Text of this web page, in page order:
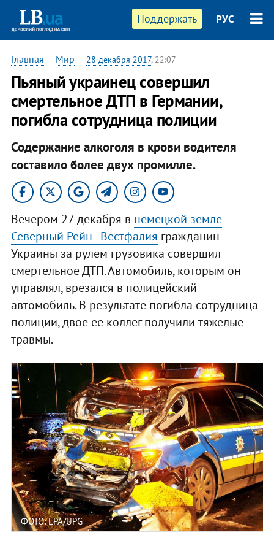
Поддержать РУС
Главная — Мир — 28 декабря 2017, 22:07
Пьяный украинец совершил
смертельное ДТП в Германии,
погибла сотрудница полиции
Содержание алкоголя в крови водителя
составило более двух промилле.
Вечером 27 декабря в немецкой земле
Северный Рейн - Вестфалия гражданин
Украины за рулем грузовика совершил
смертельное ДТП. Автомобиль, которым он
управлял, врезался в полицейский
автомобиль. В результате погибла сотрудница
полиции, двое ее коллег получили тяжелые
травмы.
ФОТО: EPA/UPG